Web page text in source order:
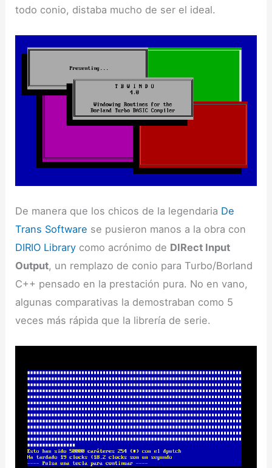
todo conio, distaba mucho de ser el ideal.
De manera que los chicos de la legendaria De
Trans Software se pusieron manos a la obra con
DIRIO Library como acrónimo de DIRect Input
Output, un remplazo de conio para Turbo/Borland
C++ pensado en la prestación pura. No en vano,
algunas comparativas la demostraban como 5
veces más rápida que la librería de serie.